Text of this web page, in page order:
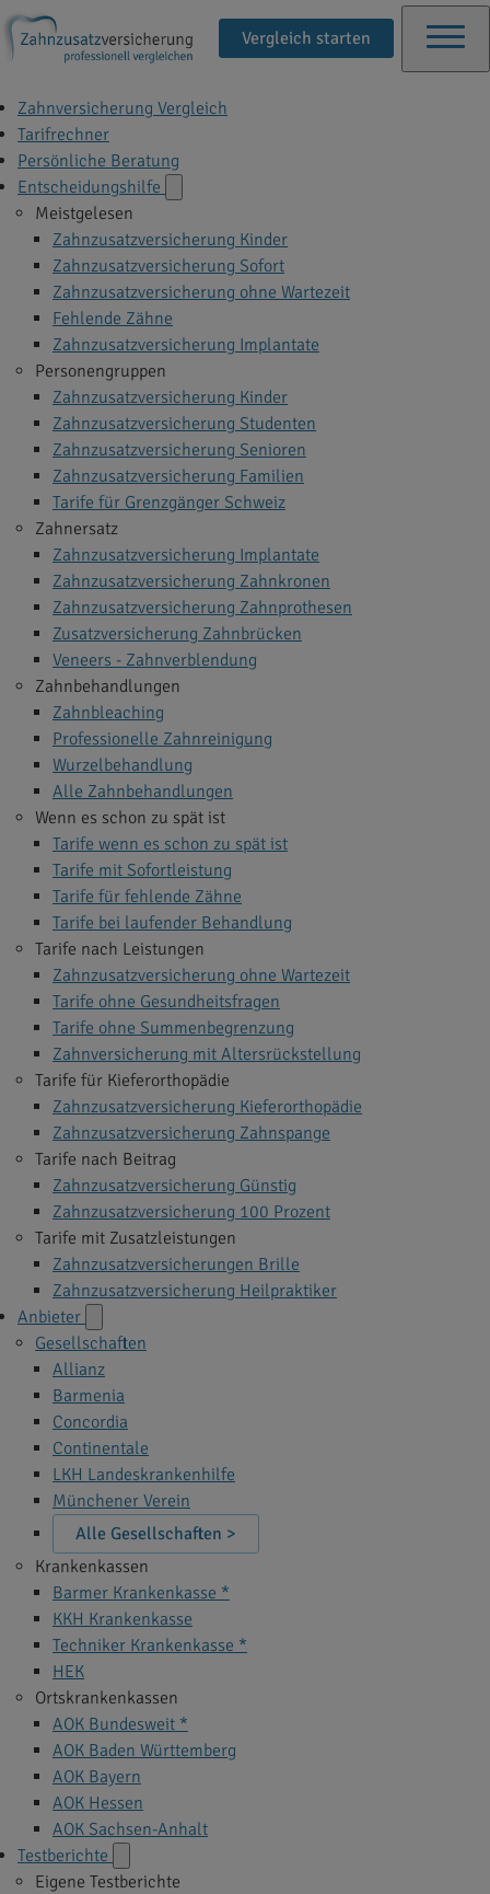
Vergleich starten
Zahnversicherung Vergleich
Tarifrechner
Persönliche Beratung
Entscheidungshilfe
Meistgelesen
Zahnzusatzversicherung Kinder
Zahnzusatzversicherung Sofort
Zahnzusatzversicherung ohne Wartezeit
Fehlende Zähne
Zahnzusatzversicherung Implantate
Personengruppen
Zahnzusatzversicherung Kinder
Zahnzusatzversicherung Studenten
Zahnzusatzversicherung Senioren
Zahnzusatzversicherung Familien
Tarife für Grenzgänger Schweiz
Zahnersatz
Zahnzusatzversicherung Implantate
Zahnzusatzversicherung Zahnkronen
Zahnzusatzversicherung Zahnprothesen
Zusatzversicherung Zahnbrücken
Veneers - Zahnverblendung
Zahnbehandlungen
Zahnbleaching
Professionelle Zahnreinigung
Wurzelbehandlung
Alle Zahnbehandlungen
Wenn es schon zu spät ist
Tarife wenn es schon zu spät ist
Tarife mit Sofortleistung
Tarife für fehlende Zähne
Tarife bei laufender Behandlung
Tarife nach Leistungen
Zahnzusatzversicherung ohne Wartezeit
Tarife ohne Gesundheitsfragen
Tarife ohne Summenbegrenzung
Zahnversicherung mit Altersrückstellung
Tarife für Kieferorthopädie
Zahnzusatzversicherung Kieferorthopädie
Zahnzusatzversicherung Zahnspange
Tarife nach Beitrag
Zahnzusatzversicherung Günstig
Zahnzusatzversicherung 100 Prozent
Tarife mit Zusatzleistungen
Zahnzusatzversicherungen Brille
Zahnzusatzversicherung Heilpraktiker
Anbieter
Gesellschaften
Allianz
Barmenia
Concordia
Continentale
LKH Landeskrankenhilfe
Münchener Verein
Alle Gesellschaften >
Krankenkassen
Barmer Krankenkasse *
KKH Krankenkasse
Techniker Krankenkasse *
HEK
Ortskrankenkassen
AOK Bundesweit *
AOK Baden Württemberg
AOK Bayern
AOK Hessen
AOK Sachsen-Anhalt
Testberichte
Eigene Testberichte